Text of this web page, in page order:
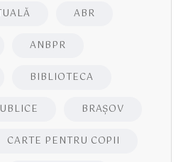
ABR
ANBPR
BIBLIOTECA
BRAŞOV
CARTE PENTRU COPII